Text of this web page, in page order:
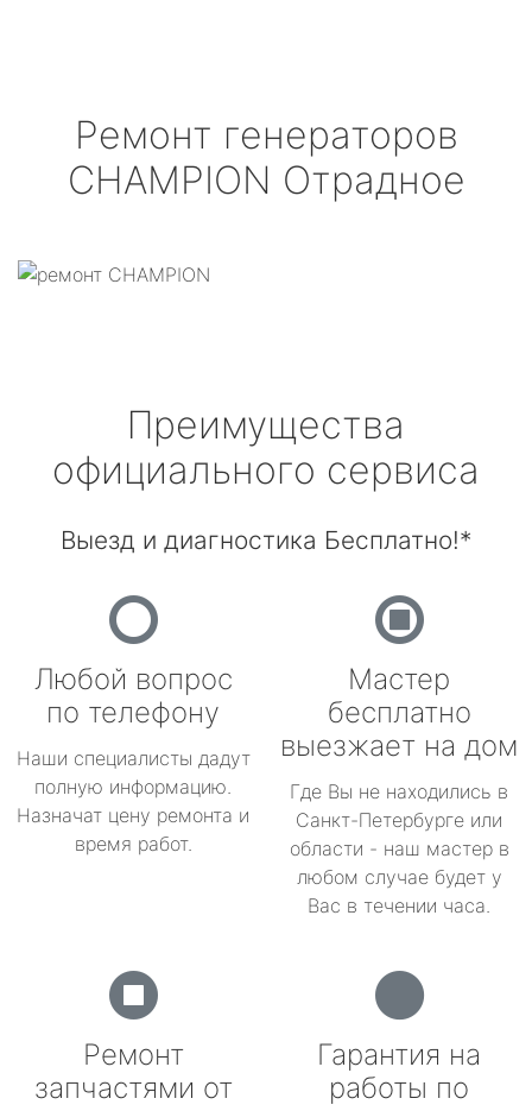
Ремонт генераторов
CHAMPION Отрадное
Преимущества
официального сервиса
Выезд и диагностика Бесплатно!*
Любой вопрос
по телефону
Наши специалисты дадут
полную информацию.
Назначат цену ремонта и
время работ.
Мастер
бесплатно
выезжает на дом
Где Вы не находились в
Санкт-Петербурге или
области - наш мастер в
любом случае будет у
Вас в течении часа.
Ремонт
запчастями от
Гарантия на
работы по